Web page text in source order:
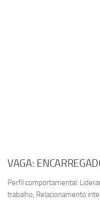
VAGA:
Perfil comportamental:
trabalho; Relacionamento